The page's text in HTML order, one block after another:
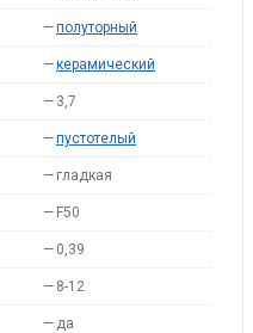
—полуторный
—керамический
— 3,7
—пустотелый
— гладкая
— F50
— 0,39
— 8-12
— да